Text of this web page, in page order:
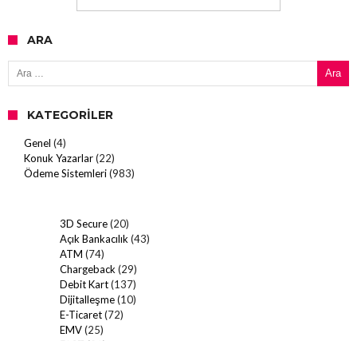
ARA
Arama:
KATEGORILER
Genel (4)
Konuk Yazarlar(22)
Ödeme Sistemleri(983)
3D Secure(20)
Açık Bankacılık (43)
ATM (74)
Chargeback (29)
Debit Kart(137)
Dijitalleşme(10)
E-Ticaret(72)
EMV(25)